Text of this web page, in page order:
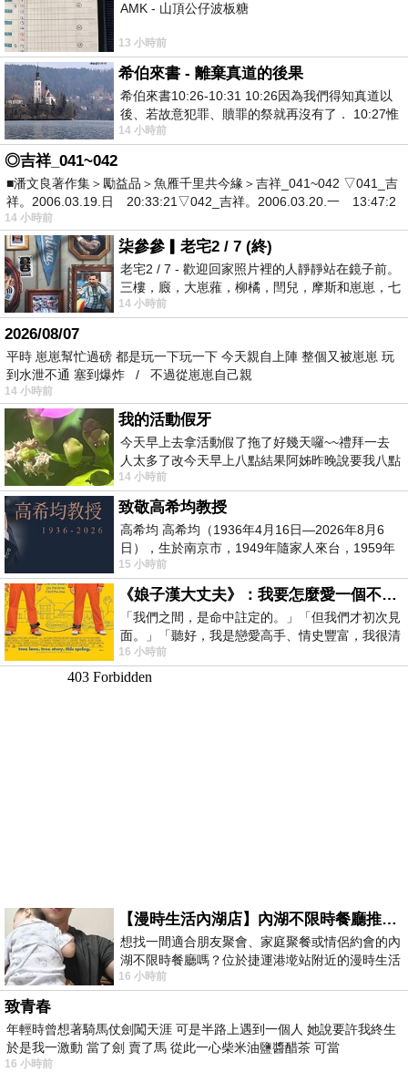
AMK - 山頂公仔波板糖
13 小時前
希伯來書 - 離棄真道的後果
希伯來書10:26-10:31 10:26因為我們得知真道以
後、若故意犯罪、贖罪的祭就再沒有了． 10:27惟
有戰懼等候審判和那燒滅眾敵人的烈火
14 小時前
◎吉祥_041~042
■潘文良著作集＞勵益品＞魚雁千里共今緣＞吉祥_041~042 ▽041_吉
祥。2006.03.19.日 20:33:21▽042_吉祥。2006.03.20.一 13:47:2
14 小時前
柒參參▎老宅2 / 7 (終)
老宅2 / 7 - 歡迎回家照片裡的人靜靜站在鏡子前。
三樓，廄，大崽蕥，柳橘，閆兒，摩斯和崽崽，七
個人整整齊齊地站在鏡框之外，如同
14 小時前
2026/08/07
平時 崽崽幫忙過磅 都是玩一下玩一下 今天親自上陣 整個又被崽崽 玩
到水泄不通 塞到爆炸 / 不過從崽崽自己親
14 小時前
我的活動假牙
今天早上去拿活動假了拖了好幾天囉~~禮拜一去
人太多了改今天早上八點結果阿姊昨晚說要我八點
去西螺農會~回到莿桐都8點半多了
14 小時前
致敬高希均教授
高希均 高希均（1936年4月16日—2026年8月6
日），生於南京市，1949年隨家人來台，1959年
赴美深造並取得經濟發展博士學位。曾任
15 小時前
《娘子漢大丈夫》：我要怎麼愛一個不存在的人？
「我們之間，是命中註定的。」「但我們才初次見
面。」「聽好，我是戀愛高手、情史豐富，我很清
楚這種感覺，你我之間的那種感覺，現
16 小時前
【漫時生活內湖店】內湖不限時餐廳推薦｜捷運港墘站美食，聚餐、約會、家庭聚會首選，正餐甜點一次滿足
想找一間適合朋友聚會、家庭聚餐或情侶約會的內
湖不限時餐廳嗎？位於捷運港墘站附近的漫時生活
內湖店，從捷運站步行約4分鐘即可抵
16 小時前
致青春
年輕時曾想著騎馬仗劍闖天涯 可是半路上遇到一個人 她說要許我終生
於是我一激動 當了劍 賣了馬 從此一心柴米油鹽醬醋茶 可當
16 小時前